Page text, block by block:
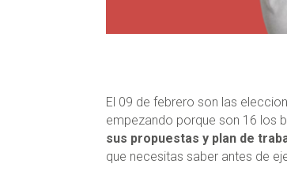
El 09 de febrero son las
empezando porque son 16 los
sus propuestas y plan de
que necesitas saber antes de